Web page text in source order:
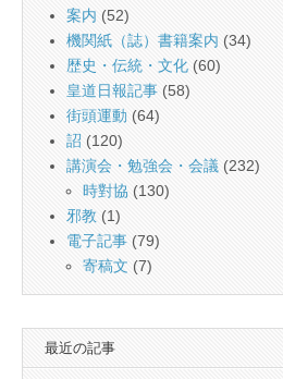
案内 (52)
機関紙（誌）書籍案内 (34)
歴史・伝統・文化 (60)
皇道日報記事 (58)
街頭運動 (64)
詔 (120)
講演会・勉強会・会議 (232)
時對協 (130)
邪教 (1)
電子記事 (79)
寄稿文 (7)
最近の記事